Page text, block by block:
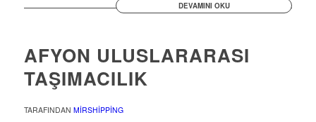
DEVAMINI OKU
AFYON ULUSLARARASI
TAŞIMACILIK
TARAFINDAN MIRSHIPPING